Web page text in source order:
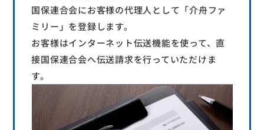
国保連合会にお客様の代理人として「介舟ファ
ミリー」を登録します。
お客様はインターネット伝送機能を使って、直
接国保連合会へ伝送請求を行っていただけま
す。